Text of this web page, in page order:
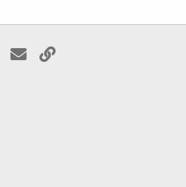
WhatsApp
E-post